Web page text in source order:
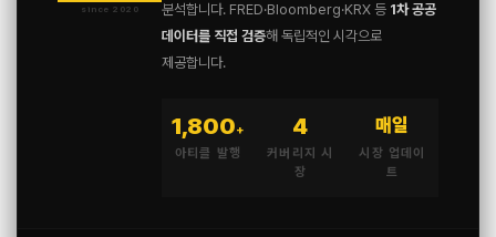
since 2020
분석합니다. FRED·Bloomberg·KRX 등 1차 공공
데이터를 직접 검증해 독립적인 시각으로
제공합니다.
1,800+
아티클 발행
4
커버리지 시
장
매일
시장 업데이
트